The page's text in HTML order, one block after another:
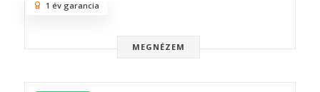
MEGNÉZEM
1 év garancia